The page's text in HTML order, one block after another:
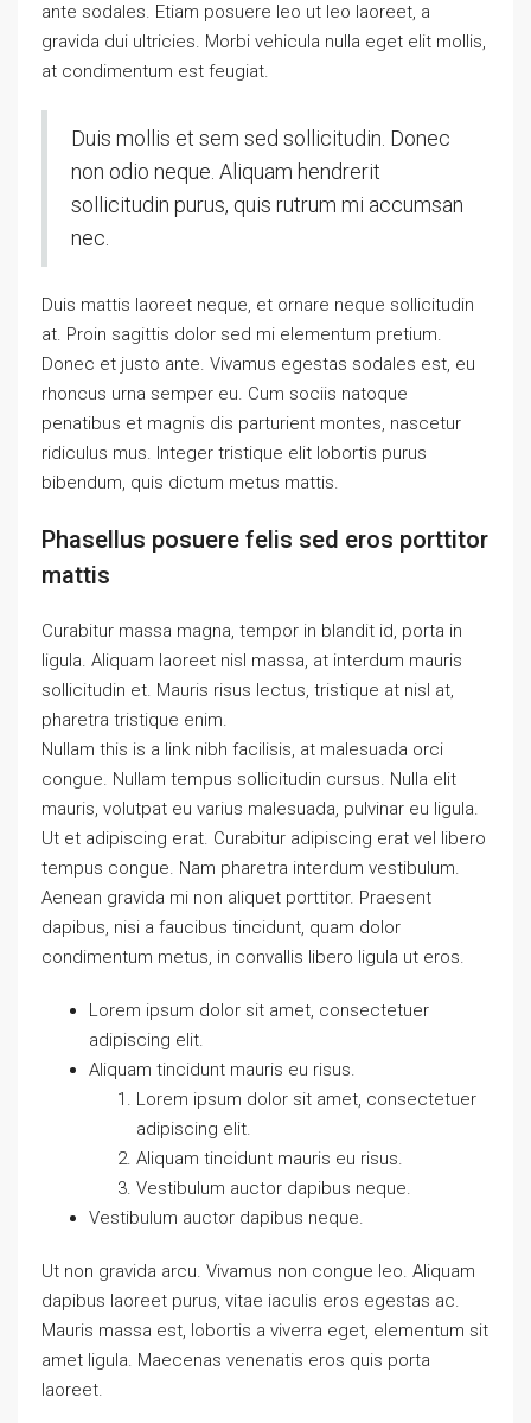
ante sodales. Etiam posuere leo ut leo laoreet, a
gravida dui ultricies. Morbi vehicula nulla eget elit mollis,
at condimentum est feugiat.
Duis mollis et sem sed sollicitudin. Donec
non odio neque. Aliquam hendrerit
sollicitudin purus, quis rutrum mi accumsan
nec.
Duis mattis laoreet neque, et ornare neque sollicitudin
at. Proin sagittis dolor sed mi elementum pretium.
Donec et justo ante. Vivamus egestas sodales est, eu
rhoncus urna semper eu. Cum sociis natoque
penatibus et magnis dis parturient montes, nascetur
ridiculus mus. Integer tristique elit lobortis purus
bibendum, quis dictum metus mattis.
Phasellus posuere felis sed eros porttitor
mattis
Curabitur massa magna, tempor in blandit id, porta in
ligula. Aliquam laoreet nisl massa, at interdum mauris
sollicitudin et. Mauris risus lectus, tristique at nisl at,
pharetra tristique enim.
Nullam this is a link nibh facilisis, at malesuada orci
congue. Nullam tempus sollicitudin cursus. Nulla elit
mauris, volutpat eu varius malesuada, pulvinar eu ligula.
Ut et adipiscing erat. Curabitur adipiscing erat vel libero
tempus congue. Nam pharetra interdum vestibulum.
Aenean gravida mi non aliquet porttitor. Praesent
dapibus, nisi a faucibus tincidunt, quam dolor
condimentum metus, in convallis libero ligula ut eros.
Lorem ipsum dolor sit amet, consectetuer
adipiscing elit.
Aliquam tincidunt mauris eu risus.
Lorem ipsum dolor sit amet, consectetuer
adipiscing elit.
Aliquam tincidunt mauris eu risus.
Vestibulum auctor dapibus neque.
Vestibulum auctor dapibus neque.
Ut non gravida arcu. Vivamus non congue leo. Aliquam
dapibus laoreet purus, vitae iaculis eros egestas ac.
Mauris massa est, lobortis a viverra eget, elementum sit
amet ligula. Maecenas venenatis eros quis porta
laoreet.